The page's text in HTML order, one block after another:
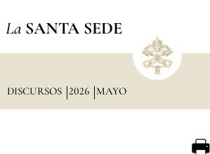
La SANTA SEDE
DISCURSOS 2026 MAYO